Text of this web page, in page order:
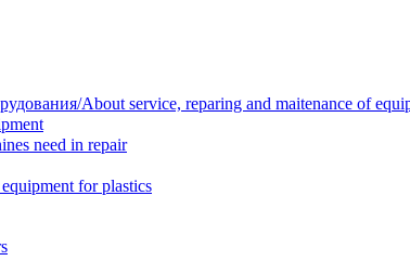
About service, reparing and maitenance of
need in repair
for plastics